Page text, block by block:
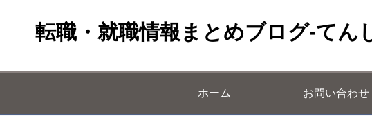
転職・就職情報まとめブログ-てん
ホーム お問い合わせ